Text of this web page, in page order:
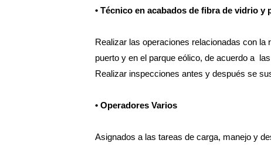
• Técnico en acabados de fibra de vidrio
Realizar las operaciones relacionadas con
puerto y en el parque eólico, de acuerdo a
Realizar inspecciones antes y después se
• Operadores Varios
Asignados a las tareas de carga, manejo y